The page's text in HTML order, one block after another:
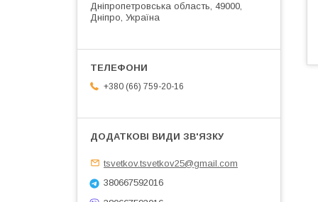
Дніпропетровська область, 49000,
Дніпро, Україна
+380 (66) 759-20-16
tsvetkov.tsvetkov25@gmail.com
380667592016